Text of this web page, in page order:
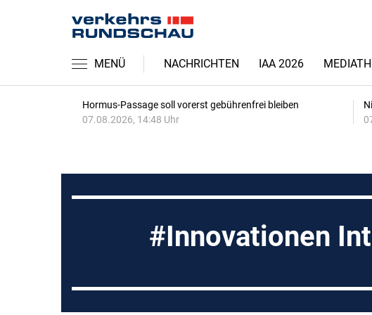
MENÜ NACHRICHTEN IAA 2026
Hormus-Passage soll vorerst gebührenfrei bleiben
07.08.2026, 14:48 Uhr
Innovationen